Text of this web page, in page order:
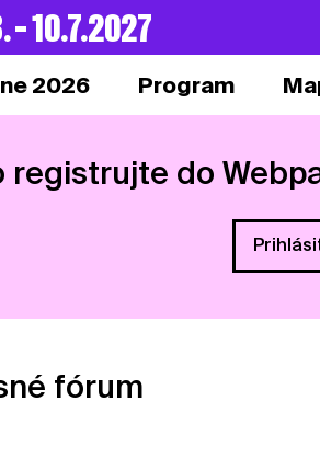
– 10.7.2027
2026 Program
registrujte do
fórum